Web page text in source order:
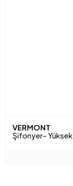
VERMONT
Şifonyer- Yüksek